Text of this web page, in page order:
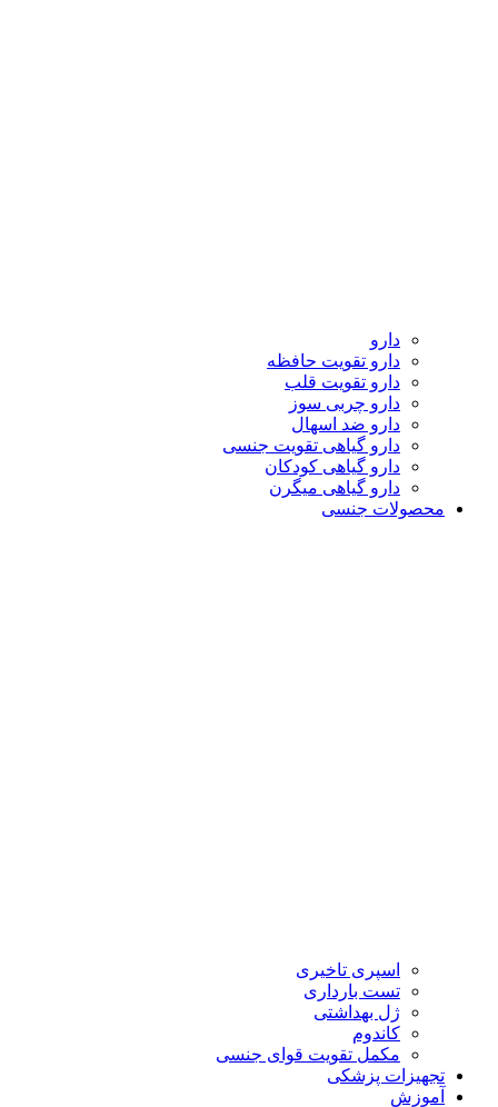
دارو
دارو تقویت حافظه
دارو تقویت قلب
دارو چربی سوز
دارو ضد اسهال
دارو گیاهی تقویت جنسی
دارو گیاهی کودکان
دارو گیاهی میگرن
محصولات جنسی
اسپری تاخیری
تست بارداری
ژل بهداشتی
کاندوم
مکمل تقویت قوای جنسی
تجهیزات پزشکی
آموزش